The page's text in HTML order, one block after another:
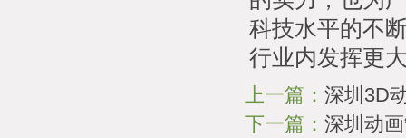
科技水平的不
行业内发挥更
上一篇： 深圳3D
下一篇： 深圳动